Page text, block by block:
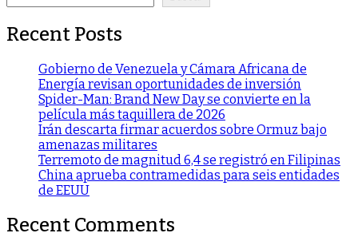
Recent Posts
Gobierno de Venezuela y Cámara Africana de
Energía revisan oportunidades de inversión
Spider-Man: Brand New Day se convierte en la
película más taquillera de 2026
Irán descarta firmar acuerdos sobre Ormuz bajo
amenazas militares
Terremoto de magnitud 6,4 se registró en Filipinas
China aprueba contramedidas para seis entidades
de EEUU
Recent Comments